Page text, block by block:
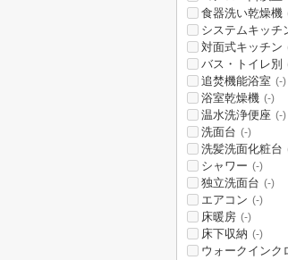
食器洗い乾燥機
システムキッチ
対面式キッチン
バス・トイレ別
追焚機能浴室 (-)
浴室乾燥機 (-)
温水洗浄便座 (-)
洗面台 (-)
洗髪洗面化粧台
シャワー (-)
独立洗面台 (-)
エアコン (-)
床暖房 (-)
床下収納 (-)
ウォークインク